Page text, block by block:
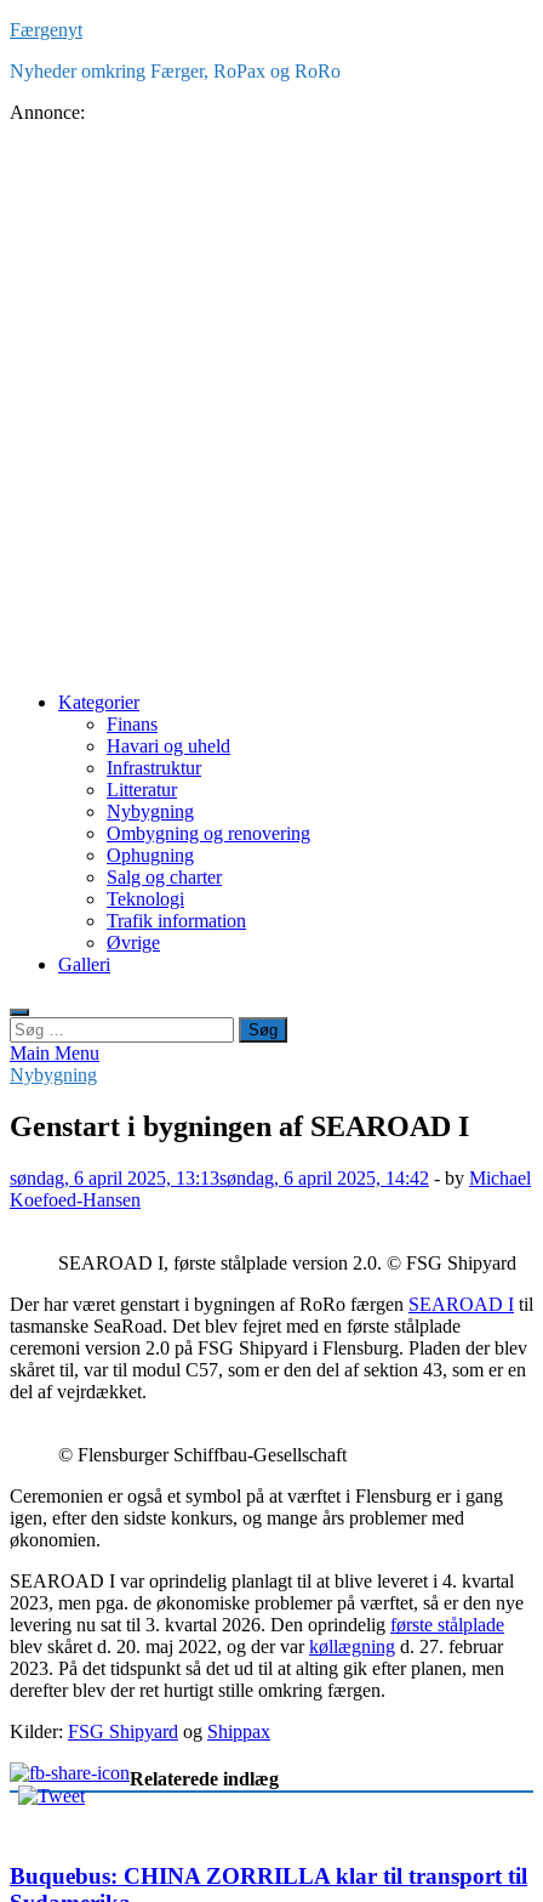
Skip
content
Færgenyt
Nyheder omkring Færger, RoPax og RoRo
Annonce:
Kategorier
Finans
Havari og uheld
Infrastruktur
Litteratur
Nybygning
Ombygning og renovering
Ophugning
Salg og charter
Teknologi
Trafik information
Øvrige
Galleri
Søg
efter:
Main Menu
Nybygning
Genstart i bygningen af SEAROAD I
søndag, 6 april 2025, 13:13søndag, 6 april 2025, 14:42 - by Michael
Koefoed-Hansen
SEAROAD I, første stålplade version 2.0. © FSG Shipyard
Der har været genstart i bygningen af RoRo færgen SEAROAD I til
tasmanske SeaRoad. Det blev fejret med en første stålplade
ceremoni version 2.0 på FSG Shipyard i Flensburg. Pladen der blev
skåret til, var til modul C57, som er den del af sektion 43, som er en
del af vejrdækket.
© Flensburger Schiffbau-Gesellschaft
Ceremonien er også et symbol på at værftet i Flensburg er i gang
igen, efter den sidste konkurs, og mange års problemer med
økonomien.
SEAROAD I var oprindelig planlagt til at blive leveret i 4. kvartal
2023, men pga. de økonomiske problemer på værftet, så er den nye
levering nu sat til 3. kvartal 2026. Den oprindelig første stålplade
blev skåret d. 20. maj 2022, og der varkøllægning d. 27. februar
2023. På det tidspunkt så det ud til at alting gik efter planen, men
derefter blev der ret hurtigt stille omkring færgen.
Kilder: FSG Shipyard og Shippax
Relaterede indlæg
Buquebus: CHINA ZORRILLA klar til transport til